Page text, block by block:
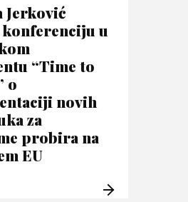
Jerković
u
“Time to
o
novih
za
probira na
EU